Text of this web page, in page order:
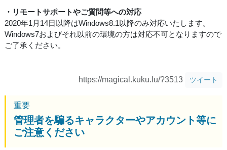
・リモートサポートやご質問等への対応
2020年1月14日以降はWindows8.1以降のみ対応いたします。
Windows7およびそれ以前の環境の方は対応不可となりますので
ご了承ください。
https://magical.kuku.lu/?3513 ツイート
重要
管理者を騙るキャラクターやアカウント等に
ご注意ください